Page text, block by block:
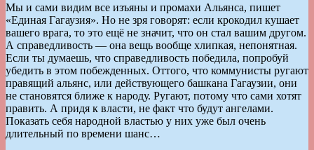
Мы и сами видим все изъяны и промахи Альянса, пишет
«Единая Гагаузия». Но не зря говорят: если крокодил кушает
вашего врага, то это ещё не значит, что он стал вашим другом.
А справедливость — она вещь вообще хлипкая, непонятная.
Если ты думаешь, что справедливость победила, попробуй
убедить в этом побежденных. Оттого, что коммунисты ругают
правящий альянс, или действующего башкана Гагаузии, они
не становятся ближе к народу. Ругают, потому что сами хотят
править. А придя к власти, не факт что будут ангелами.
Показать себя народной властью у них уже был очень
длительный по времени шанс…